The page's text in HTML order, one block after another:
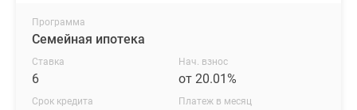
Программа
Семейная ипотека
Ставка
6
Нач. взнос
от 20.01%
Срок кредита Платеж в месяц